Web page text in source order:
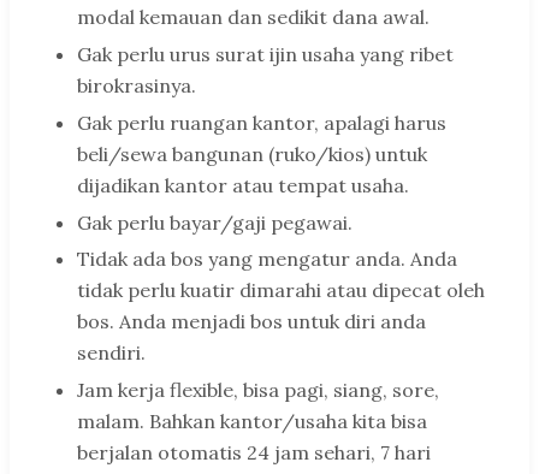
modal kemauan dan sedikit dana awal.
Gak perlu urus surat ijin usaha yang ribet
birokrasinya.
Gak perlu ruangan kantor, apalagi harus
beli/sewa bangunan (ruko/kios) untuk
dijadikan kantor atau tempat usaha.
Gak perlu bayar/gaji pegawai.
Tidak ada bos yang mengatur anda. Anda
tidak perlu kuatir dimarahi atau dipecat oleh
bos. Anda menjadi bos untuk diri anda
sendiri.
Jam kerja flexible, bisa pagi, siang, sore,
malam. Bahkan kantor/usaha kita bisa
berjalan otomatis 24 jam sehari, 7 hari